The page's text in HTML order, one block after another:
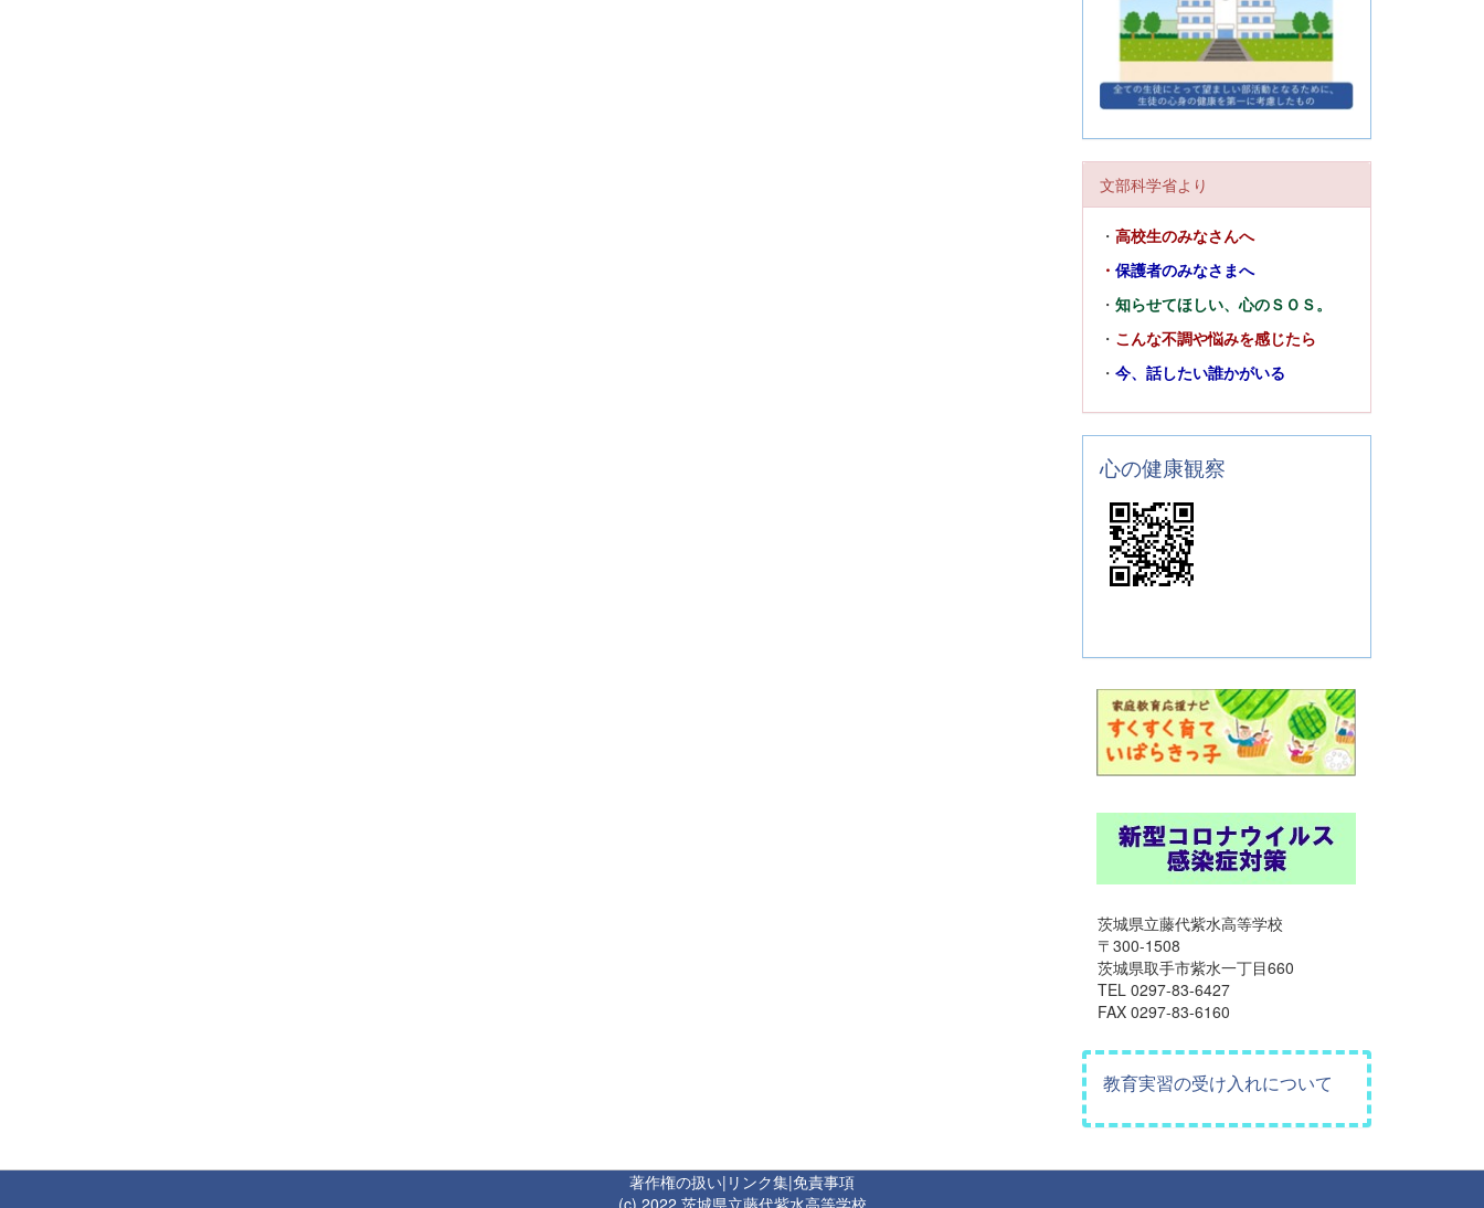
文部科学省より
・ 高校生のみなさんへ
・ 保護者のみなさまへ
・ 知らせてほしい、心のＳＯＳ。
・ こんな不調や悩みを感じたら
・ 今、話したい誰かがいる
心の健康観察
茨城県立藤代紫水高等学校
〒300-1508
茨城県取手市紫水一丁目660
TEL 0297-83-6427
FAX 0297-83-6160
教育実習の受け入れについて
著作権の扱い| リンク集|免責事項